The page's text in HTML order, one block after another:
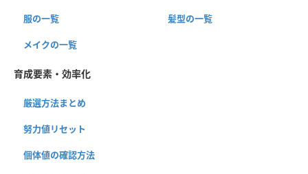
服の一覧 髪型の一覧
メイクの一覧
育成要素・効率化
厳選方法まとめ
努力値リセット
個体値の確認方法